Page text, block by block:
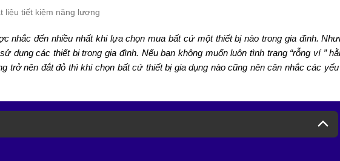
liệu tiết kiệm năng lượng
nhắc đến nhiều nhất khi lựa chọn mua bất cứ một thiết bị nào trong gia đình.
dụng các thiết bị trong gia đình. Nếu bạn không muốn luôn tình trạng “rỗng ví ”
trở nên đắt đỏ thì khi chọn bất cứ thiết bị gia dụng nào cũng nên cân nhắc các